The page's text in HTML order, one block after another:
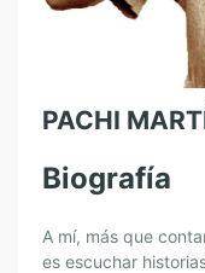
PACHI
Biografía
A mí, más que
es escuchar